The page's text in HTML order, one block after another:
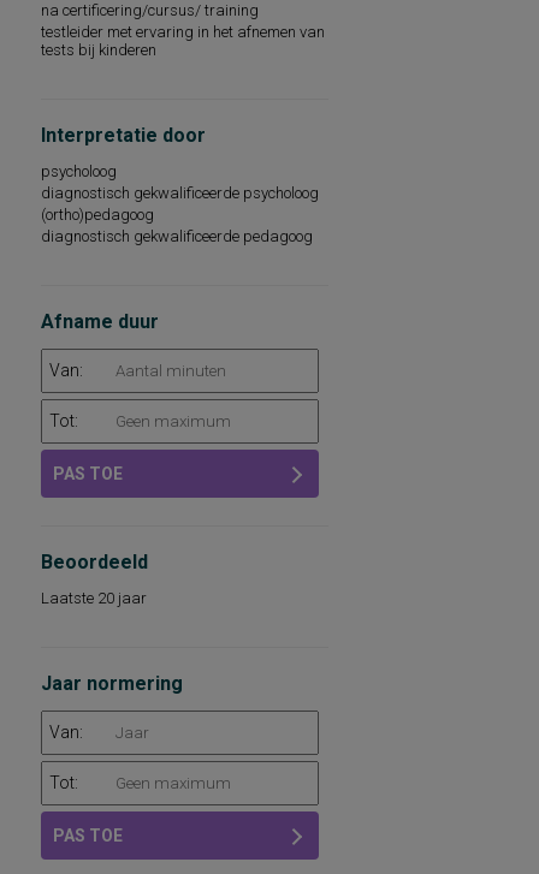
na certificering/cursus/ training
testleider met ervaring in het afnemen van
tests bij kinderen
Interpretatie door
psycholoog
diagnostisch gekwalificeerde psycholoog
(ortho)pedagoog
diagnostisch gekwalificeerde pedagoog
Afname duur
Van:
Tot:
PAS TOE
Beoordeeld
Laatste 20 jaar
Jaar normering
Van:
Tot:
PAS TOE